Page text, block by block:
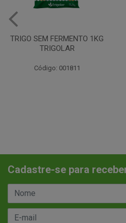
LEITE CONDENSADO
SEMIDESNATADO TIROL
Código: 046325
Cadastre-se para